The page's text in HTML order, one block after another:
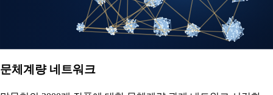
문체계량 네트워크